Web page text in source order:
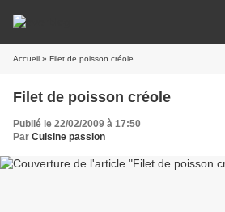
Accueil » Filet de poisson créole
Filet de poisson créole
Publié le 22/02/2009 à 17:50
Par Cuisine passion